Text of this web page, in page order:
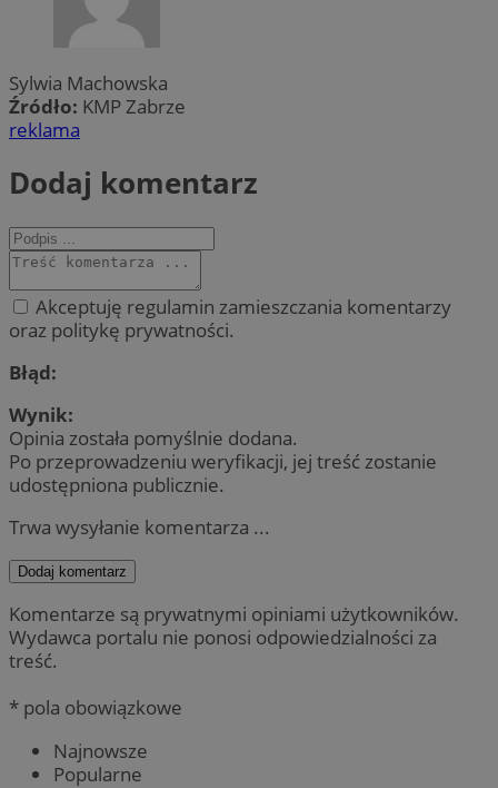
Sylwia Machowska
Źródło: KMP Zabrze
reklama
Dodaj komentarz
Akceptuję regulamin zamieszczania komentarzy
oraz politykę prywatności.
Błąd:
Wynik:
Opinia została pomyślnie dodana.
Po przeprowadzeniu weryfikacji, jej treść zostanie
udostępniona publicznie.
Trwa wysyłanie komentarza ...
Dodaj komentarz
Komentarze są prywatnymi opiniami użytkowników.
Wydawca portalu nie ponosi odpowiedzialności za
treść.
* pola obowiązkowe
Najnowsze
Popularne